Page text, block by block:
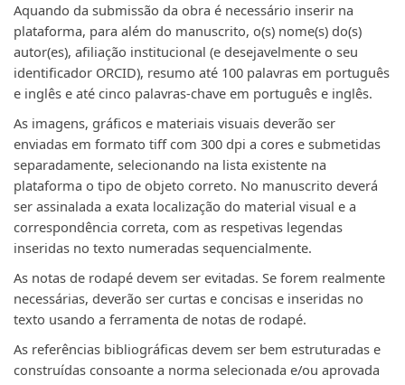
Aquando da submissão da obra é necessário inserir na
plataforma, para além do manuscrito, ​ o(s) nome(s) do(s)
autor(es), afiliação institucional (e desejavelmente o seu
identificador ORCID), resumo até 100 palavras em português
e inglês e até cinco palavras-chave em português e inglês.
As imagens, gráficos e materiais visuais deverão ser
enviadas em formato tiff com 300 dpi a cores e submetidas
separadamente, selecionando na lista existente na
plataforma o tipo de objeto correto. No manuscrito deverá
ser assinalada a exata localização do material visual e a
correspondência correta, com as respetivas legendas
inseridas no texto numeradas sequencialmente.
​As notas de rodapé devem ser evitadas. Se forem realmente
necessárias, deverão ser curtas e concisas e inseridas no
texto usando a ferramenta de notas de rodapé.
As referências bibliográficas devem ser bem estruturadas e
construídas consoante a norma selecionada e/ou aprovada